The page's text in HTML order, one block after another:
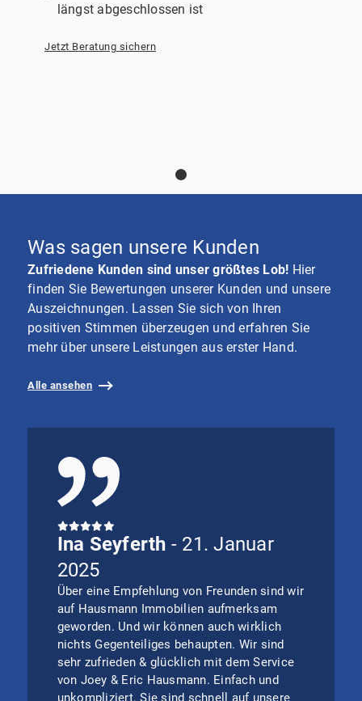
längst abgeschlossen ist
Jetzt Beratung sichern
Externe Dienste / Social
Inhalte aus externen Quellen,
Videoplattformen und Social-Media-
Plattformen. Wenn Cookies von
bedarf der Zugriff auf diese Inhalte
Zustimmen
Was sagen unsere Kunden
Zufriedene Kunden sind unser größtes Lob! Hier
finden Sie Bewertungen unserer Kunden und unsere
Auszeichnungen. Lassen Sie sich von Ihren
positiven Stimmen überzeugen und erfahren Sie
mehr über unsere Leistungen aus erster Hand.
Alle ansehen
Ina Seyferth - 21. Januar
2025
Über eine Empfehlung von Freunden sind wir
auf Hausmann Immobilien aufmerksam
geworden. Und wir können auch wirklich
nichts Gegenteiliges behaupten. Wir sind
sehr zufrieden & glücklich mit dem Service
von Joey & Eric Hausmann. Einfach und